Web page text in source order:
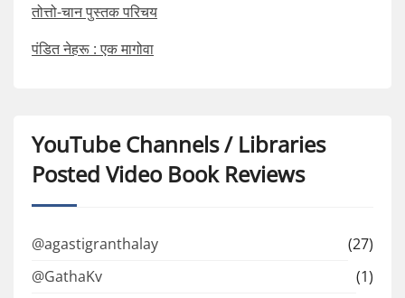
तोत्तो-चान पुस्तक परिचय
पंडित नेहरू : एक मागोवा
YouTube Channels / Libraries
Posted Video Book Reviews
@agastigranthalay
(27)
@GathaKv
(1)